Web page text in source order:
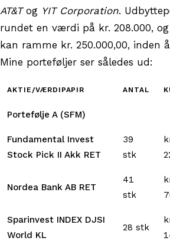
AT&Tog YIT Corporation.
rundet en værdi på kr. 208.000,
kan ramme kr. 250.000,00, inden
Mine porteføljer ser således ud:
AKTIE/VÆRDIPAPIR ANTAL
Portefølje A (SFM)
Fundamental Invest
Stock Pick II Akk RET
39
stk
Nordea Bank AB RET
41
stk
Sparinvest INDEX DJSI
World KL
28 stk